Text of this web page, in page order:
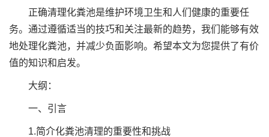
正确清理化粪池是维护环境卫生和人们健康的重要任
务。通过遵循适当的技巧和关注最新的趋势，我们能够有效
地处理化粪池，并减少负面影响。希望本文为您提供了有价
值的知识和启发。
大纲：
一、引言
1.简介化粪池清理的重要性和挑战